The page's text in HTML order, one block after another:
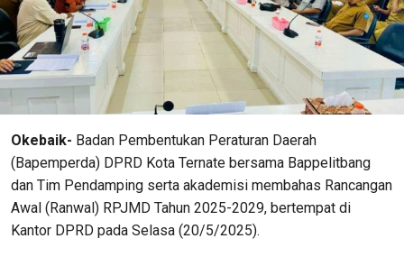
Okebaik- Badan Pembentukan Peraturan Daerah
(Bapemperda) DPRD Kota Ternate bersama Bappelitbang
dan Tim Pendamping serta akademisi membahas Rancangan
Awal (Ranwal) RPJMD Tahun 2025-2029, bertempat di
Kantor DPRD pada Selasa (20/5/2025).